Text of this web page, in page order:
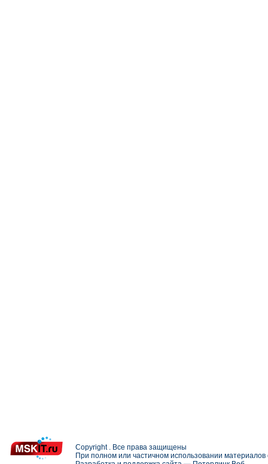
Copyright . Все права защищены
При полном или частичном использовании